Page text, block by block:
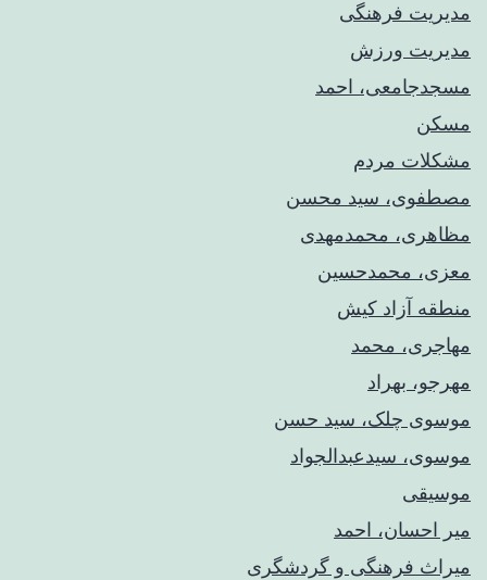
مدیریت فرهنگی
مدیریت ورزش
مسجدجامعی، احمد
مسکن
مشکلات مردم
مصطفوی، سید محسن
مظاهری، محمدمهدی
معزی، محمدحسین
منطقه آزاد کیش
مهاجری، محمد
مهرجو، بهراد
موسوی چلک، سید حسن
موسوی، سیدعبدالجواد
موسیقی
میر احسان، احمد
میراث فرهنگی و گردشگری